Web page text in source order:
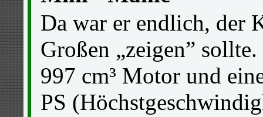
Da war er endlich, der
Großen „zeigen”
997 cm³ Motor und
PS